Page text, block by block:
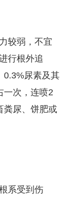
较弱，不宜
行根外追
0.3%尿素及其
一次，连喷2
粪尿、饼肥或
系受到伤